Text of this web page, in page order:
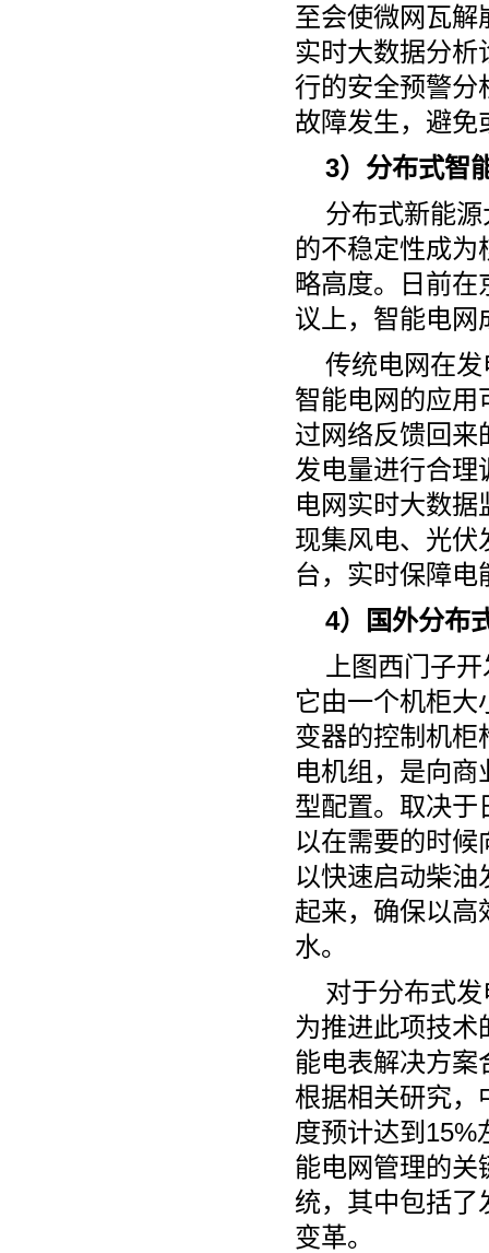
至会使微网瓦解
实时大数据分析
行的安全预警分
故障发生，避免
3）分布式智
分布式新能
的不稳定性成
略高度。日前
议上，智能电网
传统电网在
智能电网的应用
过网络反馈回来
发电量进行合理
电网实时大数
现集风电、光伏
台，实时保障电
4）国外分布
上图西门子
它由一个机柜
变器的控制机柜
电机组，是向
型配置。取决于
以在需要的时
以快速启动柴
起来，确保以高
水。
对于分布式
为推进此项技术
能电表解决方案
根据相关研究，
度预计达到15%
能电网管理的关
统，其中包括了
变革。